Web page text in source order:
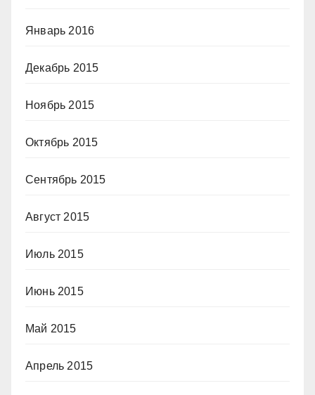
Январь 2016
Декабрь 2015
Ноябрь 2015
Октябрь 2015
Сентябрь 2015
Август 2015
Июль 2015
Июнь 2015
Май 2015
Апрель 2015